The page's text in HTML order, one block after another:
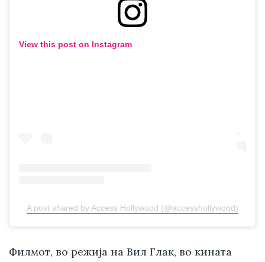
View this post on Instagram
A post shared by Access Hollywood (@accesshollywood)
Филмот, во режија на Вил Глак, во кината